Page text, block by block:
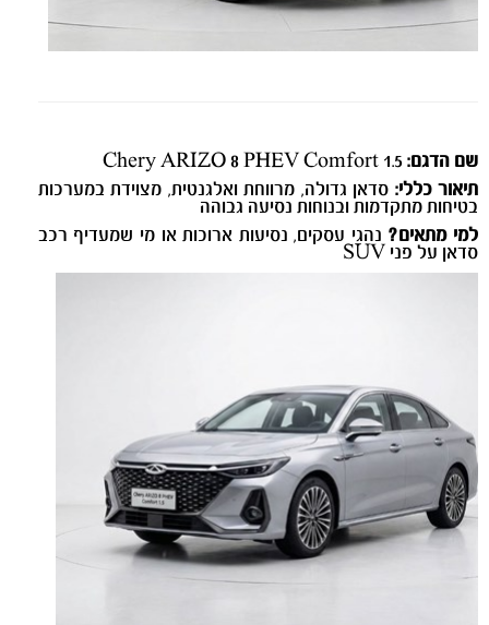
שם הדגם:
תיאור כללי: סדאן גדולה, מרווחת ואלגנטית, מצוידת במערכות
בטיחות מתקדמות ובנוחות נסיעה גבוהה
למי מתאים? נהגי עסקים, נסיעות ארוכות או מי שמעדיף רכב
סדאן על פני SUV